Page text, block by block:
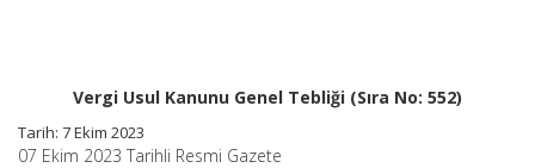
Vergi Usul Kanunu Genel Tebliği (Sıra No: 552)
Tarih: 7 Ekim 2023
07 Ekim 2023 Tarihli Resmi Gazete